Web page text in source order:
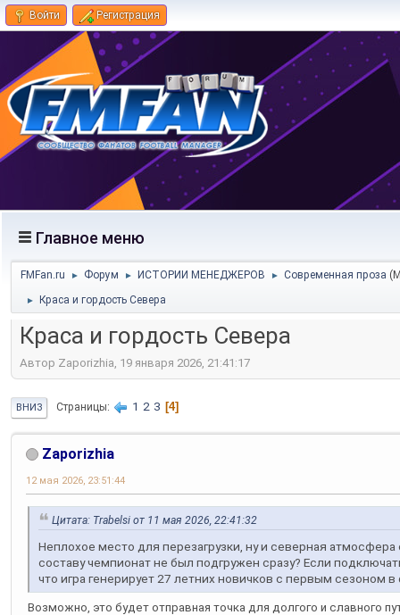
Войти Регистрация
Главное меню
FMFan.ru ► Форум ► ИСТОРИИ МЕНЕДЖЕРОВ ► Современная проза
► Краса и гордость Севера
Краса и гордость Севера
Автор Zaporizhia, 19 января 2026, 21:41:17
ВНИЗ Страницы 1 2 3 4
Zaporizhia
12 мая 2026, 23:51:44
Цитата: Trabelsi от 11 мая 2026, 22:41:32
Неплохое место для перезагрузки, ну и северная
составу чемпионат не был подгружен сразу? Если
что игра генерирует 27 летних новичков с первым сезоном в
Возможно, это будет отправная точка для долгого и славного